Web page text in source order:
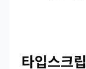
타입스크